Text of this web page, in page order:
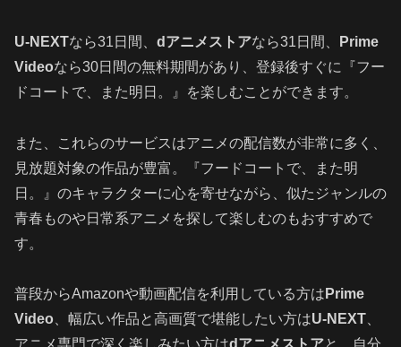
U-NEXTなら31日間、 dアニメストアなら31日間、
Prime
Videoなら30日間の無料期間があり、登録後すぐに『フー
ドコートで、また明日。』を楽しむことができます。
また、これらのサービスはアニメの配信数が非常に多く、
見放題対象の作品が豊富。『フードコートで、また明
日。』のキャラクターに心を寄せながら、似たジャンルの
青春ものや日常系アニメを探して楽しむのもおすすめで
す。
普段からAmazonや動画配信を利用している方は Prime
Video、幅広い作品と高画質で堪能したい方はU-NEXT、